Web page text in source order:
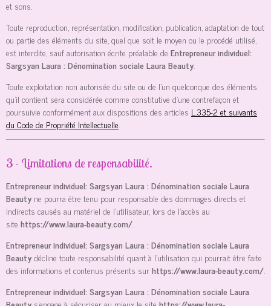
et sons.
Toute reproduction, représentation, modification, publication, adaptation de tout
ou partie des éléments du site, quel que soit le moyen ou le procédé utilisé,
est interdite, sauf autorisation écrite préalable de Entrepreneur individuel:
Sargsyan Laura : Dénomination sociale Laura Beauty.
Toute exploitation non autorisée du site ou de l’un quelconque des éléments
qu’il contient sera considérée comme constitutive d’une contrefaçon et
poursuivie conformément aux dispositions des articles L.335-2 et suivants
du Code de Propriété Intellectuelle.
3 - Limitations de responsabilité.
Entrepreneur individuel: Sargsyan Laura : Dénomination sociale Laura
Beauty ne pourra être tenu pour responsable des dommages directs et
indirects causés au matériel de l’utilisateur, lors de l’accès au
site https://www.laura-beauty.com/.
Entrepreneur individuel: Sargsyan Laura : Dénomination sociale Laura
Beautydécline toute responsabilité quant à l’utilisation qui pourrait être faite
des informations et contenus présents surhttps://www.laura-beauty.com/.
Entrepreneur individuel: Sargsyan Laura : Dénomination sociale Laura